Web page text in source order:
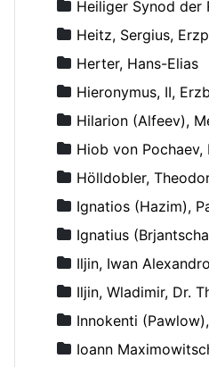
Heiliger Synod der
Heitz, Sergius,
Herter, Hans-Elias
Hieronymus, II,
Hilarion (Alfeev),
Hiob von
Hölldobler,
Ignatios (Hazim),
Ignatius
Iljin, Iwan
Iljin, Wladimir, Dr.
Innokenti
Ioann